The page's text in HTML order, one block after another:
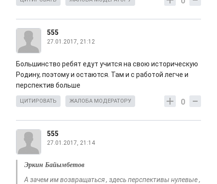
555
27.01.2017, 21:12
Большинство ребят едут учится на свою историческую
Родину, поэтому и остаются. Там и с работой легче и
перспектив больше
0
ЦИТИРОВАТЬ ЖАЛОБА МОДЕРАТОРУ
555
27.01.2017, 21:14
Эркин Байымбетов
А зачем им возвращаться , здесь перспективы нулевые ,